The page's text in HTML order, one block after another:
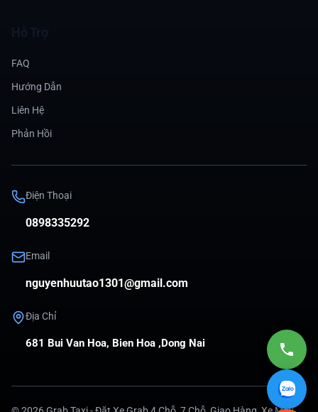
Hỗ Trợ
FAQ
Hướng Dẫn
Liên Hệ
Phản Hồi
Điện Thoại
0898335292
Email
nguyenhuutao1301@gmail.com
Địa Chỉ
681 Bui Van Hoa, Bien Hoa ,Dong Nai